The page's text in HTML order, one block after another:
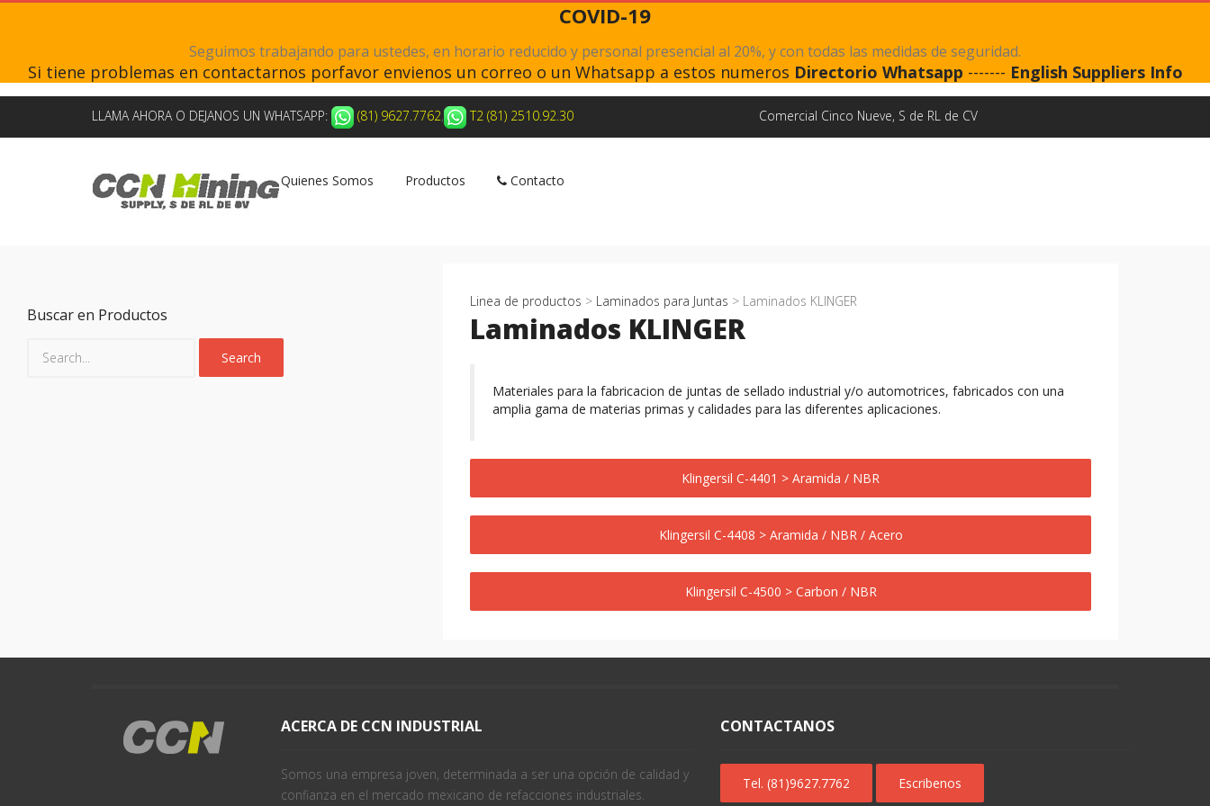
COVID-19
Seguimos trabajando para ustedes, en horario reducido y personal presencial al 20%, y con todas las medidas de seguridad.
Si tiene problemas en contactarnos porfavor envienos un correo o un Whatsapp a estos numeros Directorio Whatsapp ------- English Suppliers Info
LLAMA AHORA O DEJANOS UN WHATSAPP: (81) 9627.7762, T2 (81) 2510.92.30 Comercial Cinco Nueve, S de RL de CV
Quienes Somos Productos Contacto
Buscar en Productos
Linea de productos > Laminados para Juntas > Laminados KLINGER
Laminados KLINGER
Materiales para la fabricacion de juntas de sellado industrial y/o automotrices, fabricados con una
amplia gama de materias primas y calidades para las diferentes aplicaciones.
Klingersil C-4401 > Aramida / NBR
Klingersil C-4408 > Aramida / NBR / Acero
Klingersil C-4500 > Carbon / NBR
ACERCA DE CCN INDUSTRIAL
Somos una empresa joven, determinada a ser una opción de calidad y
confianza en el mercado mexicano de refacciones industriales.
CONTACTANOS
Tel. (81)9627.7762 Escribenos